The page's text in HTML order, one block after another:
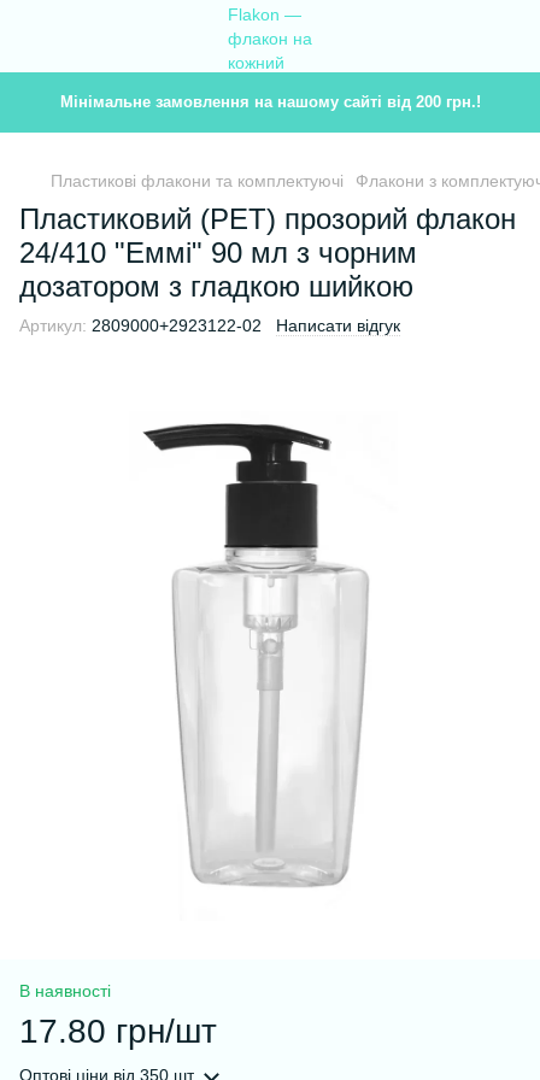
Мінімальне замовлення на нашому сайті від 200 грн.!
Пластикові флакони та комплектуючі Флакони з
Пластиковий (PET) прозорий флакон
24/410 "Еммі" 90 мл з чорним
дозатором з гладкою шийкою
Артикул: 2809000+2923122-02 Написати відгук
В наявності
17.80 грн/шт
Оптові ціни від 350 шт